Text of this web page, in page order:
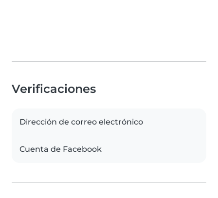
Verificaciones
Dirección de correo electrónico
Cuenta de Facebook